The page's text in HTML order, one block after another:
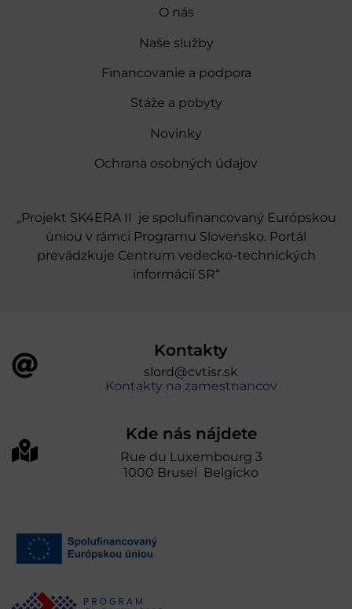
O nás
Naše služby
Financovanie a podpora
Stáže a pobyty
Novinky
Ochrana osobných údajov
„Projekt SK4ERA II je spolufinancovaný Európskou
úniou v rámci Programu Slovensko. Portál
prevádzkuje Centrum vedecko-technických
informácií SR“
Kontakty
slord@cvtisr.sk
Kontakty na zamestnancov
Kde nás nájdete
Rue du Luxembourg 3
1000 Brusel Belgicko